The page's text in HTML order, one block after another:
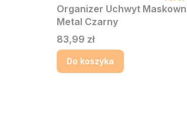
Organizer Uchwyt
Metal Czarny
Cena
83,99 zł
Do koszyka